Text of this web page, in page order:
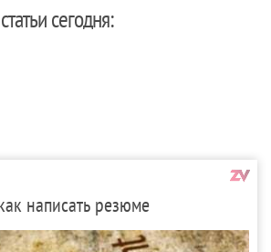
сегодня:
написать резюме